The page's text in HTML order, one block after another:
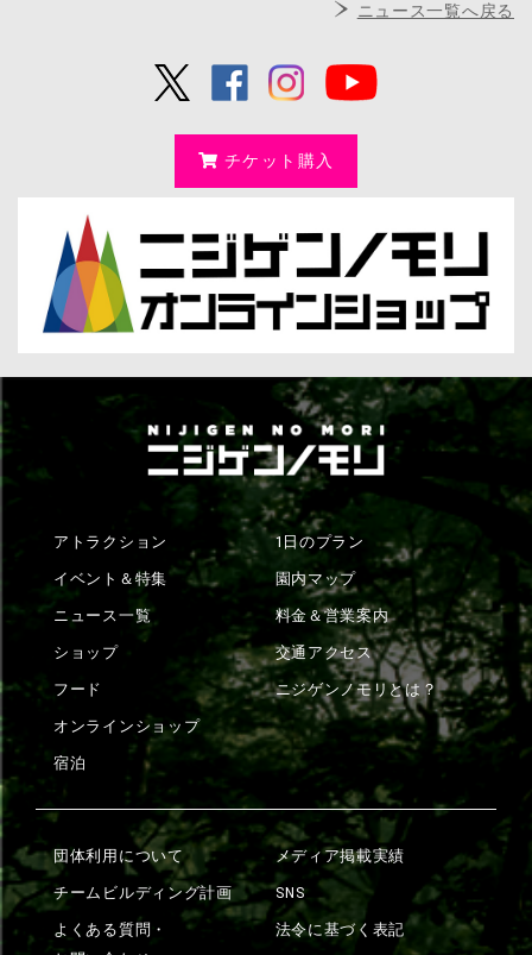
ニュース一覧へ戻る
チケット購入
アトラクション
イベント＆特集
ニュース一覧
ショップ
フード
オンラインショップ
宿泊
1日のプラン
園内マップ
料金＆営業案内
交通アクセス
ニジゲンノモリとは？
団体利用について
チームビルディング計画
よくある質問・
メディア掲載実績
SNS
法令に基づく表記